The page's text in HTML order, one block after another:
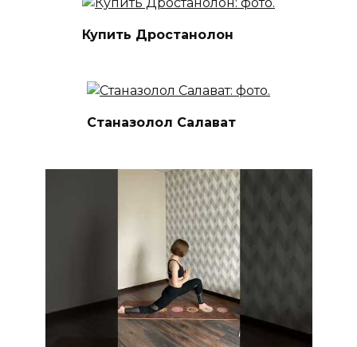
Купить Дростанолон
Станазолол Салават